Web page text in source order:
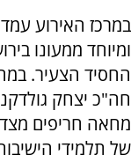
במרכז האירוע
ומיוחד ממעונו
החסיד הצעיר.
חה"כ יצחק
מחאה חריפים
של תלמידי